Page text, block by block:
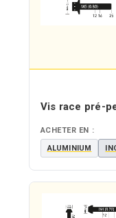
Vis race pré-
ACHETER EN :
ALUMINIUM